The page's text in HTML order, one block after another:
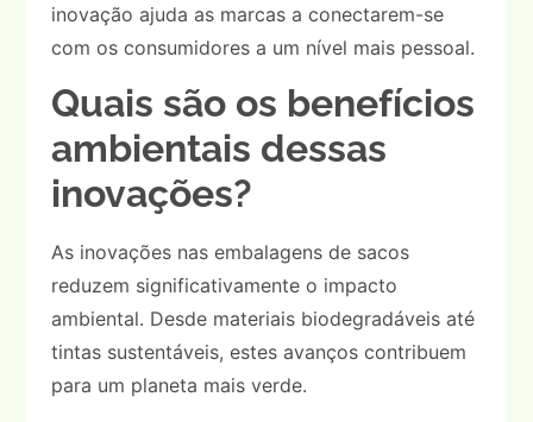
inovação ajuda as marcas a conectarem-se
com os consumidores a um nível mais pessoal.
Quais são os benefícios
ambientais dessas
inovações?
As inovações nas embalagens de sacos
reduzem significativamente o impacto
ambiental. Desde materiais biodegradáveis até
tintas sustentáveis, estes avanços contribuem
para um planeta mais verde.